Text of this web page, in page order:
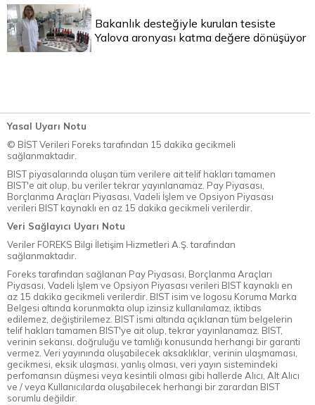
Bakanlık desteğiyle kurulan tesiste
Yalova aronyası katma değere dönüşüyor
Yasal Uyarı Notu
© BİST Verileri Foreks tarafından 15 dakika gecikmeli
sağlanmaktadır.
BIST piyasalarında oluşan tüm verilere ait telif hakları tamamen
BIST'e ait olup, bu veriler tekrar yayınlanamaz. Pay Piyasası,
Borçlanma Araçları Piyasası, Vadeli İşlem ve Opsiyon Piyasası
verileri BIST kaynaklı en az 15 dakika gecikmeli verilerdir.
Veri Sağlayıcı Uyarı Notu
Veriler FOREKS Bilgi İletişim Hizmetleri A.Ş. tarafından
sağlanmaktadır.
Foreks tarafından sağlanan Pay Piyasası, Borçlanma Araçları
Piyasası, Vadeli İşlem ve Opsiyon Piyasası verileri BIST kaynaklı en
az 15 dakika gecikmeli verilerdir. BIST isim ve logosu Koruma Marka
Belgesi altında korunmakta olup izinsiz kullanılamaz, iktibas
edilemez, değiştirilemez. BIST ismi altında açıklanan tüm belgelerin
telif hakları tamamen BIST'ye ait olup, tekrar yayınlanamaz. BIST,
verinin sekansı, doğruluğu ve tamlığı konusunda herhangi bir garanti
vermez. Veri yayınında oluşabilecek aksaklıklar, verinin ulaşmaması,
gecikmesi, eksik ulaşması, yanlış olması, veri yayın sistemindeki
perfomansın düşmesi veya kesintili olması gibi hallerde Alıcı, Alt Alıcı
ve / veya Kullanıcılarda oluşabilecek herhangi bir zarardan BIST
sorumlu değildir.